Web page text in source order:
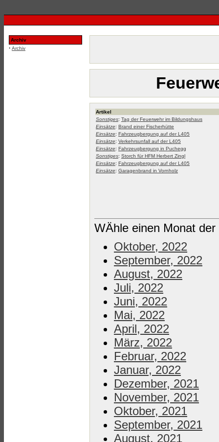
Archiv
· Archiv
Artikel
Sonstiges: Tag der Feuerwehr im Bildungshaus
Einsätze: Brand einer Fischerhütte
Einsätze: Fahrzeugbergung auf der L405
Einsätze: Verkehrsunfall auf der L405
Einsätze: Fahrzeugbergung in Puchegg
Sonstiges: Storch für HFM Herbert Zingl
Einsätze: Fahrzeugbergung auf der L405
Einsätze: Garagenbrand in Vornholz
WÄhle einen Monat
Oktober, 2022
September, 2022
August, 2022
Juli, 2022
Juni, 2022
Mai, 2022
April, 2022
März, 2022
Februar, 2022
Januar, 2022
Dezember, 2021
November, 2021
Oktober, 2021
September, 2021
August, 2021